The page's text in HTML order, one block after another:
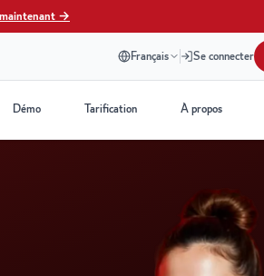
→
Français Se connecter
Démo Tarification À propos